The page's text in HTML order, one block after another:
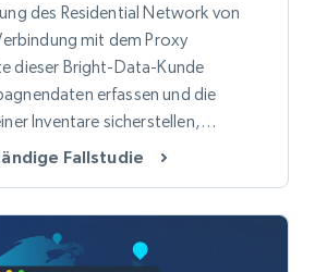
des Residential Network von
mit dem Proxy
dieser Bright-Data-Kunde
erfassen und die
Inventare sicherstellen,
seine Proxy-Kosten um
Fallstudie